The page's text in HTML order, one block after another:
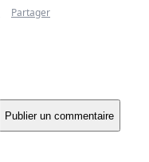
Partager
Publier un commentaire